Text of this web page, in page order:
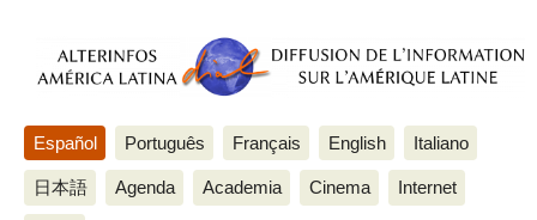
Español Português Français English Italiano
日本語 Agenda Academia Cinema Internet